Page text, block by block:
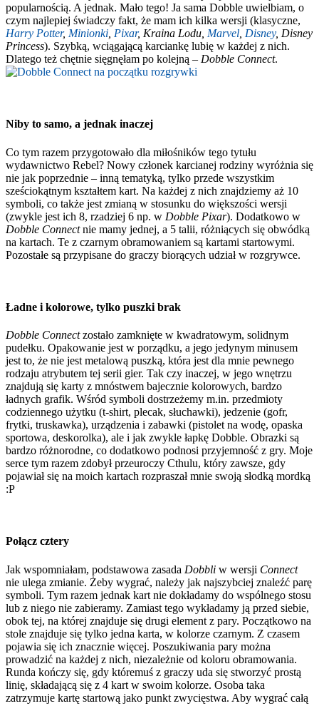
popularnością. A jednak. Mało tego! Ja sama Dobble uwielbiam, o
czym najlepiej świadczy fakt, że mam ich kilka wersji (klasyczne,
Harry Potter, Minionki Pixar, Kraina Lodu, Marvel Disney, Disney
Princess). Szybką, wciągającą karciankę lubię w każdej z nich.
Dlatego też chętnie sięgnęłam po kolejną – Dobble Connect.
Niby to samo, a jednak inaczej
Co tym razem przygotowało dla miłośników tego tytułu
wydawnictwo Rebel? Nowy członek karcianej rodziny wyróżnia się
nie jak poprzednie – inną tematyką, tylko przede wszystkim
sześciokątnym kształtem kart. Na każdej z nich znajdziemy aż 10
symboli, co także jest zmianą w stosunku do większości wersji
(zwykle jest ich 8, rzadziej 6 np. w Dobble Pixar). Dodatkowo w
Dobble Connectnie mamy jednej, a 5 talii, różniących się obwódką
na kartach. Te z czarnym obramowaniem są kartami startowymi.
Pozostałe są przypisane do graczy biorących udział w rozgrywce.
Ładne i kolorowe, tylko puszki brak
Dobble Connectzostało zamknięte w kwadratowym, solidnym
pudełku. Opakowanie jest w porządku, a jego jedynym minusem
jest to, że nie jest metalową puszką, która jest dla mnie pewnego
rodzaju atrybutem tej serii gier. Tak czy inaczej, w jego wnętrzu
znajdują się karty z mnóstwem bajecznie kolorowych, bardzo
ładnych grafik. Wśród symboli dostrzeżemy m.in. przedmioty
codziennego użytku (t-shirt, plecak, słuchawki), jedzenie (gofr,
frytki, truskawka), urządzenia i zabawki (pistolet na wodę, opaska
sportowa, deskorolka), ale i jak zwykle łapkę Dobble. Obrazki są
bardzo różnorodne, co dodatkowo podnosi przyjemność z gry. Moje
serce tym razem zdobył przeuroczy Cthulu, który zawsze, gdy
pojawiał się na moich kartach rozpraszał mnie swoją słodką mordką
:P
Połącz cztery
Jak wspomniałam, podstawowa zasada Dobbli w wersji Connect
nie ulega zmianie. Żeby wygrać, należy jak najszybciej znaleźć parę
symboli. Tym razem jednak kart nie dokładamy do wspólnego stosu
lub z niego nie zabieramy. Zamiast tego wykładamy ją przed siebie,
obok tej, na której znajduje się drugi element z pary. Początkowo na
stole znajduje się tylko jedna karta, w kolorze czarnym. Z czasem
pojawia się ich znacznie więcej. Poszukiwania pary można
prowadzić na każdej z nich, niezależnie od koloru obramowania.
Runda kończy się, gdy któremuś z graczy uda się stworzyć prostą
linię, składającą się z 4 kart w swoim kolorze. Osoba taka
zatrzymuje kartę startową jako punkt zwycięstwa. Aby wygrać całą